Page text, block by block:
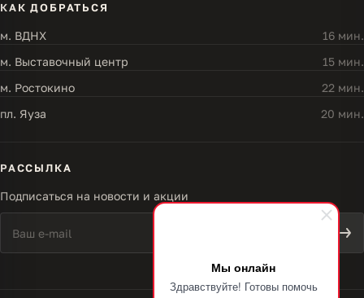
Мы онлайн
Здравствуйте! Готовы помочь
КАК ДОБРАТЬСЯ
м. ВДНХ
16 мин.
м. Выставочный центр
15 мин.
м. Ростокино
22 мин.
пл. Яуза
20 мин.
РАССЫЛКА
Подписаться на новости и акции